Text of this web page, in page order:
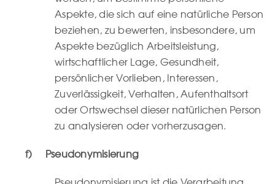
Aspekte, die sich auf eine natürliche Person
beziehen, zu bewerten, insbesondere, um
Aspekte bezüglich Arbeitsleistung,
wirtschaftlicher Lage, Gesundheit,
persönlicher Vorlieben, Interessen,
Zuverlässigkeit, Verhalten, Aufenthaltsort
oder Ortswechsel dieser natürlichen Person
zu analysieren oder vorherzusagen.
f) Pseudonymisierung